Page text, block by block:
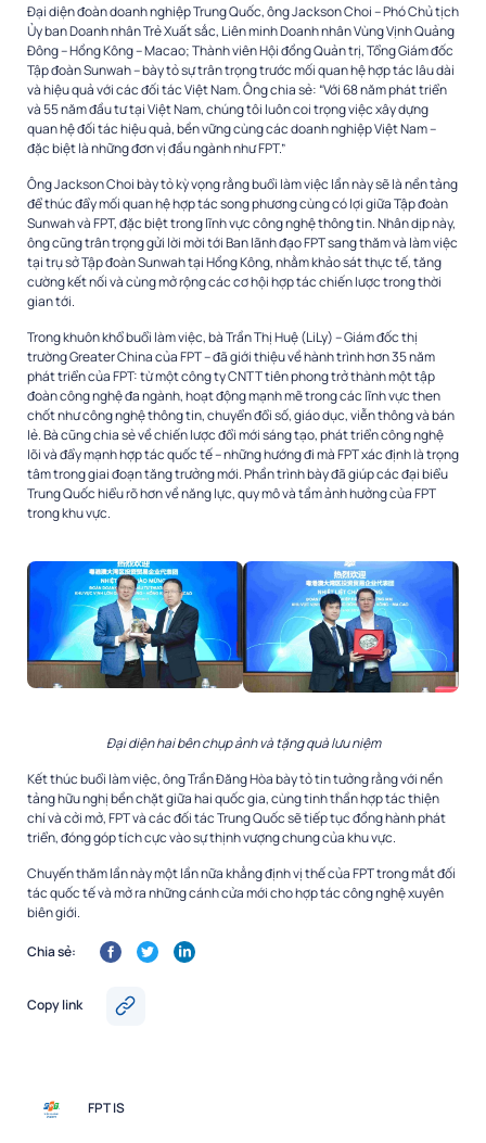
Đại diện đoàn doanh nghiệp Trung Quốc, ông Jackson Choi – Phó Chủ tịch
Ủy ban Doanh nhân Trẻ Xuất sắc, Liên minh Doanh nhân Vùng Vịnh Quảng
Đông – Hồng Kông – Macao; Thành viên Hội đồng Quản trị, Tổng Giám đốc
Tập đoàn Sunwah – bày tỏ sự trân trọng trước mối quan hệ hợp tác lâu dài
và hiệu quả với các đối tác Việt Nam. Ông chia sẻ: “Với 68 năm phát triển
và 55 năm đầu tư tại Việt Nam, chúng tôi luôn coi trọng việc xây dựng
quan hệ đối tác hiệu quả, bền vững cùng các doanh nghiệp Việt Nam –
đặc biệt là những đơn vị đầu ngành như FPT.”
Ông Jackson Choi bày tỏ kỳ vọng rằng buổi làm việc lần này sẽ là nền tảng
để thúc đẩy mối quan hệ hợp tác song phương cùng có lợi giữa Tập đoàn
Sunwah và FPT, đặc biệt trong lĩnh vực công nghệ thông tin. Nhân dịp này,
ông cũng trân trọng gửi lời mời tới Ban lãnh đạo FPT sang thăm và làm việc
tại trụ sở Tập đoàn Sunwah tại Hồng Kông, nhằm khảo sát thực tế, tăng
cường kết nối và cùng mở rộng các cơ hội hợp tác chiến lược trong thời
gian tới.
Trong khuôn khổ buổi làm việc, bà Trần Thị Huệ (LiLy) – Giám đốc thị
trường Greater China của FPT – đã giới thiệu về hành trình hơn 35 năm
phát triển của FPT: từ một công ty CNTT tiên phong trở thành một tập
đoàn công nghệ đa ngành, hoạt động mạnh mẽ trong các lĩnh vực then
chốt như công nghệ thông tin, chuyển đổi số, giáo dục, viễn thông và bán
lẻ. Bà cũng chia sẻ về chiến lược đổi mới sáng tạo, phát triển công nghệ
lõi và đẩy mạnh hợp tác quốc tế – những hướng đi mà FPT xác định là trọng
tâm trong giai đoạn tăng trưởng mới. Phần trình bày đã giúp các đại biểu
Trung Quốc hiểu rõ hơn về năng lực, quy mô và tầm ảnh hưởng của FPT
trong khu vực.
Đại diện hai bên chụp ảnh và tặng quà lưu niệm
Kết thúc buổi làm việc, ông Trần Đăng Hòa bày tỏ tin tưởng rằng với nền
tảng hữu nghị bền chặt giữa hai quốc gia, cùng tinh thần hợp tác thiện
chí và cởi mở, FPT và các đối tác Trung Quốc sẽ tiếp tục đồng hành phát
triển, đóng góp tích cực vào sự thịnh vượng chung của khu vực.
Chuyến thăm lần này một lần nữa khẳng định vị thế của FPT trong mắt đối
tác quốc tế và mở ra những cánh cửa mới cho hợp tác công nghệ xuyên
biên giới.
Chia sẻ:
Copy link
FPT IS